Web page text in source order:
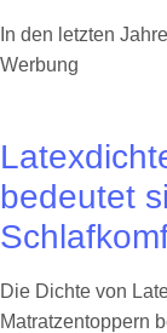
In den letzten
Werbung
bedeutet
Die Dichte von
Matratzentoppern